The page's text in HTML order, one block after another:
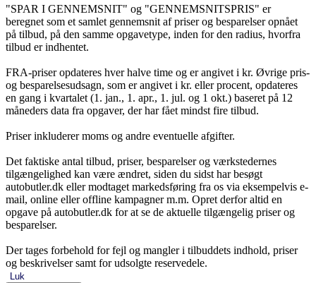
"SPAR I GENNEMSNIT" og "GENNEMSNITSPRIS" er
beregnet som et samlet gennemsnit af priser og besparelser opnået
på tilbud, på den samme opgavetype, inden for den radius, hvorfra
tilbud er indhentet.
FRA-priser opdateres hver halve time og er angivet i kr. Øvrige pris-
og besparelsesudsagn, som er angivet i kr. eller procent, opdateres
en gang i kvartalet (1. jan., 1. apr., 1. jul. og 1 okt.) baseret på 12
måneders data fra opgaver, der har fået mindst fire tilbud.
Priser inkluderer moms og andre eventuelle afgifter.
Det faktiske antal tilbud, priser, besparelser og værkstedernes
tilgængelighed kan være ændret, siden du sidst har besøgt
autobutler.dk eller modtaget markedsføring fra os via eksempelvis e-
mail, online eller offline kampagner m.m. Opret derfor altid en
opgave på autobutler.dk for at se de aktuelle tilgængelig priser og
besparelser.
Der tages forbehold for fejl og mangler i tilbuddets indhold, priser
og beskrivelser samt for udsolgte reservedele.
Luk